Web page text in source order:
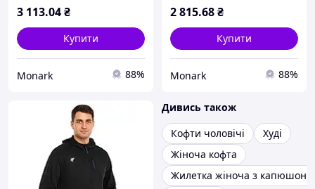
3 113.04₴
Купити
Monark 88%
2 815.68₴
Купити
Monark 88%
Дивись також
Кофти чоловічі
Худі
Жіноча кофта
Жилетка жіноча з